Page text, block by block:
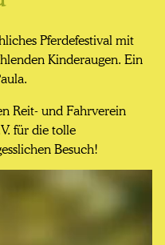
Pferdefestival mit
Kinderaugen. Ein
Reit- und Fahrverein
für die tolle
Besuch!